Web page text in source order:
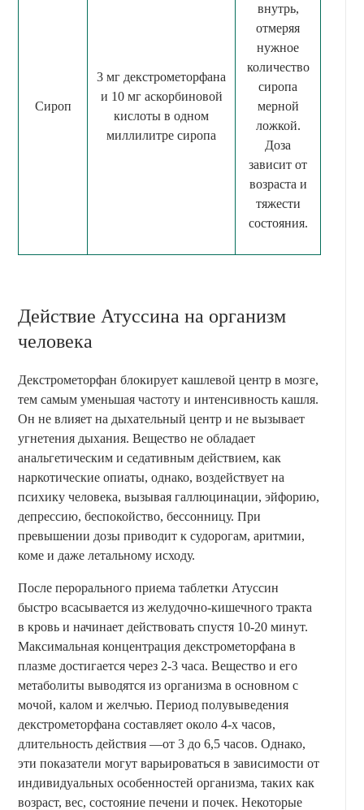
Сироп
3 мг декстрометорфана
и 10 мг аскорбиновой
кислоты в одном
миллилитре сиропа
внутрь,
отмеряя
нужное
количество
сиропа
мерной
ложкой.
Доза
зависит от
возраста и
тяжести
состояния.
Действие Атуссина на организм
человека
Декстрометорфан блокирует кашлевой центр в мозге,
тем самым уменьшая частоту и интенсивность кашля.
Он не влияет на дыхательный центр и не вызывает
угнетения дыхания. Вещество не обладает
анальгетическим и седативным действием, как
наркотические опиаты, однако, воздействует на
психику человека, вызывая галлюцинации, эйфорию,
депрессию, беспокойство, бессонницу. При
превышении дозы приводит к судорогам, аритмии,
коме и даже летальному исходу.
После перорального приема таблетки Атуссин
быстро всасывается из желудочно-кишечного тракта
в кровь и начинает действовать спустя 10-20 минут.
Максимальная концентрация декстрометорфана в
плазме достигается через 2-3 часа. Вещество и его
метаболиты выводятся из организма в основном с
мочой, калом и желчью. Период полувыведения
декстрометорфана составляет около 4-х часов,
длительность действия —от 3 до 6,5 часов. Однако,
эти показатели могут варьироваться в зависимости от
индивидуальных особенностей организма, таких как
возраст, вес, состояние печени и почек. Некоторые